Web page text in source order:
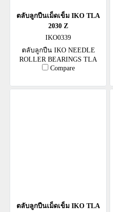
ตลับลูกปืนเม็ดเข็ม IKO TLA
2030 Z
IKO0339
ตลับลูกปืน IKO NEEDLE
ROLLER BEARINGS TLA
2030 Z
Compare
ตลับลูกปืนเม็ดเข็ม IKO TLA